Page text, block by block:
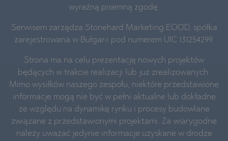
wyraźną pisemną zgodę.
Serwisem zarządza Stonehard Marketing EOOD, spółka
zarejestrowana w Bułgarii pod numerem UIC 131254299.
Strona ma na celu prezentację nowych projektów
będących w trakcie realizacji lub już zrealizowanych.
Mimo wysiłków naszego zespołu, niektóre przedstawione
informacje mogą nie być w pełni aktualne lub dokładne
ze względu na dynamikę rynku i procesy budowlane
związane z przedstawionymi projektami. Za wiarygodne
należy uważać jedynie informacje uzyskane w drodze